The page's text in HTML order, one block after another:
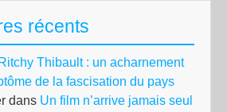
récents
Ritchy Thibault : un acharnement
de la fascisation du pays
dans Un film n’arrive jamais seul